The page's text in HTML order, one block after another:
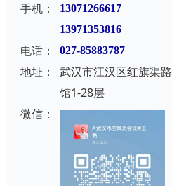
手机：
13071266617
13971353816
电话： 027-85883787
地址：
武汉市江汉区红旗渠
馆1-28层
微信：